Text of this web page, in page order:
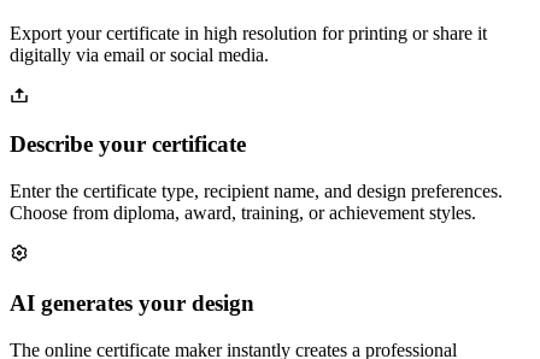
Export your certificate in high resolution for printing or share it
digitally via email or social media.
Describe your certificate
Enter the certificate type, recipient name, and design preferences.
Choose from diploma, award, training, or achievement styles.
AI generates your design
The online certificate maker instantly creates a professional